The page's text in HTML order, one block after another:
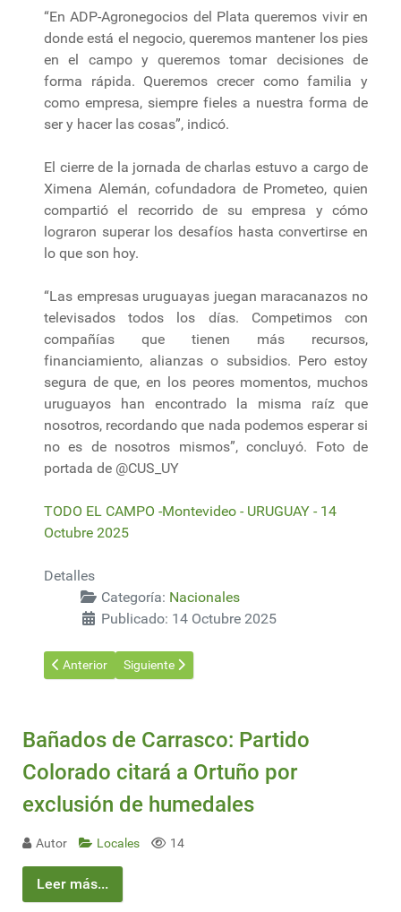
“En ADP-Agronegocios del Plata queremos vivir en
donde está el negocio, queremos mantener los pies
en el campo y queremos tomar decisiones de
forma rápida. Queremos crecer como familia y
como empresa, siempre fieles a nuestra forma de
ser y hacer las cosas”, indicó.
El cierre de la jornada de charlas estuvo a cargo de
Ximena Alemán, cofundadora de Prometeo, quien
compartió el recorrido de su empresa y cómo
lograron superar los desafíos hasta convertirse en
lo que son hoy.
“Las empresas uruguayas juegan maracanazos no
televisados todos los días. Competimos con
compañías que tienen más recursos,
financiamiento, alianzas o subsidios. Pero estoy
segura de que, en los peores momentos, muchos
uruguayos han encontrado la misma raíz que
nosotros, recordando que nada podemos esperar si
no es de nosotros mismos”, concluyó. Foto de
portada de @CUS_UY
TODO EL CAMPO -Montevideo - URUGUAY - 14
Octubre 2025
Detalles
Categoría: Nacionales
Publicado: 14 Octubre 2025
Artículo anterior: Azucarlito prevé recibir 18.000 toneladas de
Anterior Artículo siguiente: Imesi a los plaguicidas: lo
Siguiente
Bañados de Carrasco: Partido
Colorado citará a Ortuño por
exclusión de humedales
Autor Locales 14
Leer más...